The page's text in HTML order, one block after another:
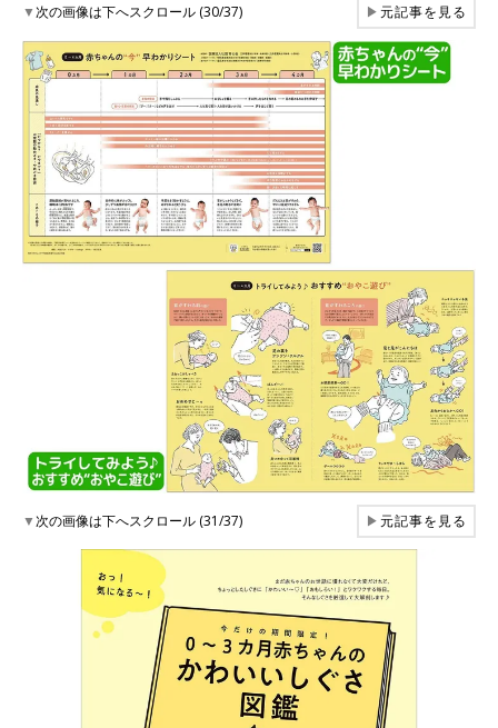
▼次の画像は下へスクロール (30/37) ▶元記事を見る
▼次の画像は下へスクロール (31/37) ▶元記事を見る